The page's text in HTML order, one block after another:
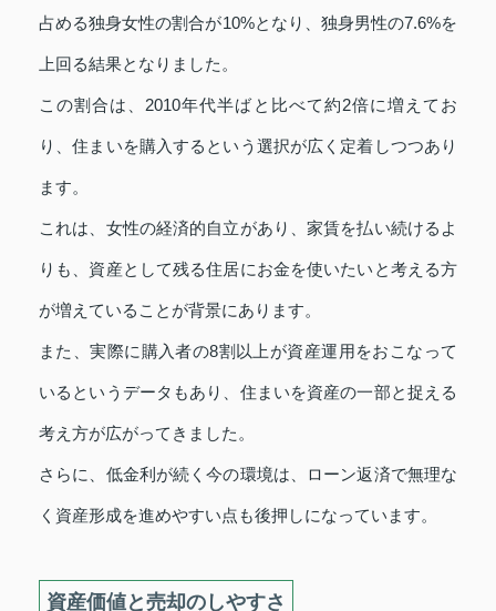
占める独身女性の割合が10%となり、独身男性の7.6%を
上回る結果となりました。
この割合は、2010年代半ばと比べて約2倍に増えてお
り、住まいを購入するという選択が広く定着しつつあり
ます。
これは、女性の経済的自立があり、家賃を払い続けるよ
りも、資産として残る住居にお金を使いたいと考える方
が増えていることが背景にあります。
また、実際に購入者の8割以上が資産運用をおこなって
いるというデータもあり、住まいを資産の一部と捉える
考え方が広がってきました。
さらに、低金利が続く今の環境は、ローン返済で無理な
く資産形成を進めやすい点も後押しになっています。
資産価値と売却のしやすさ